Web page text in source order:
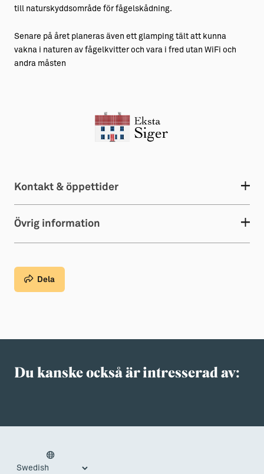
till naturskyddsområde för fågelskådning.
Senare på året planeras även ett glamping tält att kunna
vakna i naturen av fågelkvitter och vara i fred utan WiFi och
andra måsten
Kontakt & öppettider
Övrig information
Dela
Du kanske också är intresserad av: